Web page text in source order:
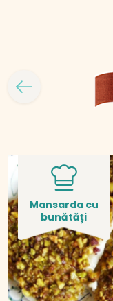
Mansarda cu
bunătăți